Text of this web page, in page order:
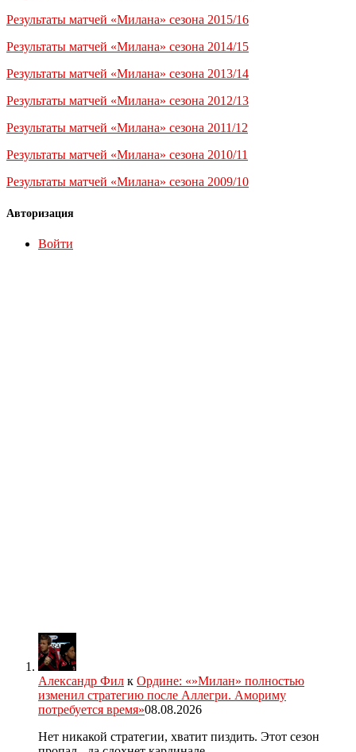
Результаты матчей «Милана» сезона 2015/16
Результаты матчей «Милана» сезона 2014/15
Результаты матчей «Милана» сезона 2013/14
Результаты матчей «Милана» сезона 2012/13
Результаты матчей «Милана» сезона 2011/12
Результаты матчей «Милана» сезона 2010/11
Результаты матчей «Милана» сезона 2009/10
Авторизация
Войти
Александр Фил к Ордине: «»Милан» полностью
изменил стратегию после Аллегри. Амориму
потребуется время»08.08.2026
Нет никакой стратегии, хватит пиздить. Этот сезон